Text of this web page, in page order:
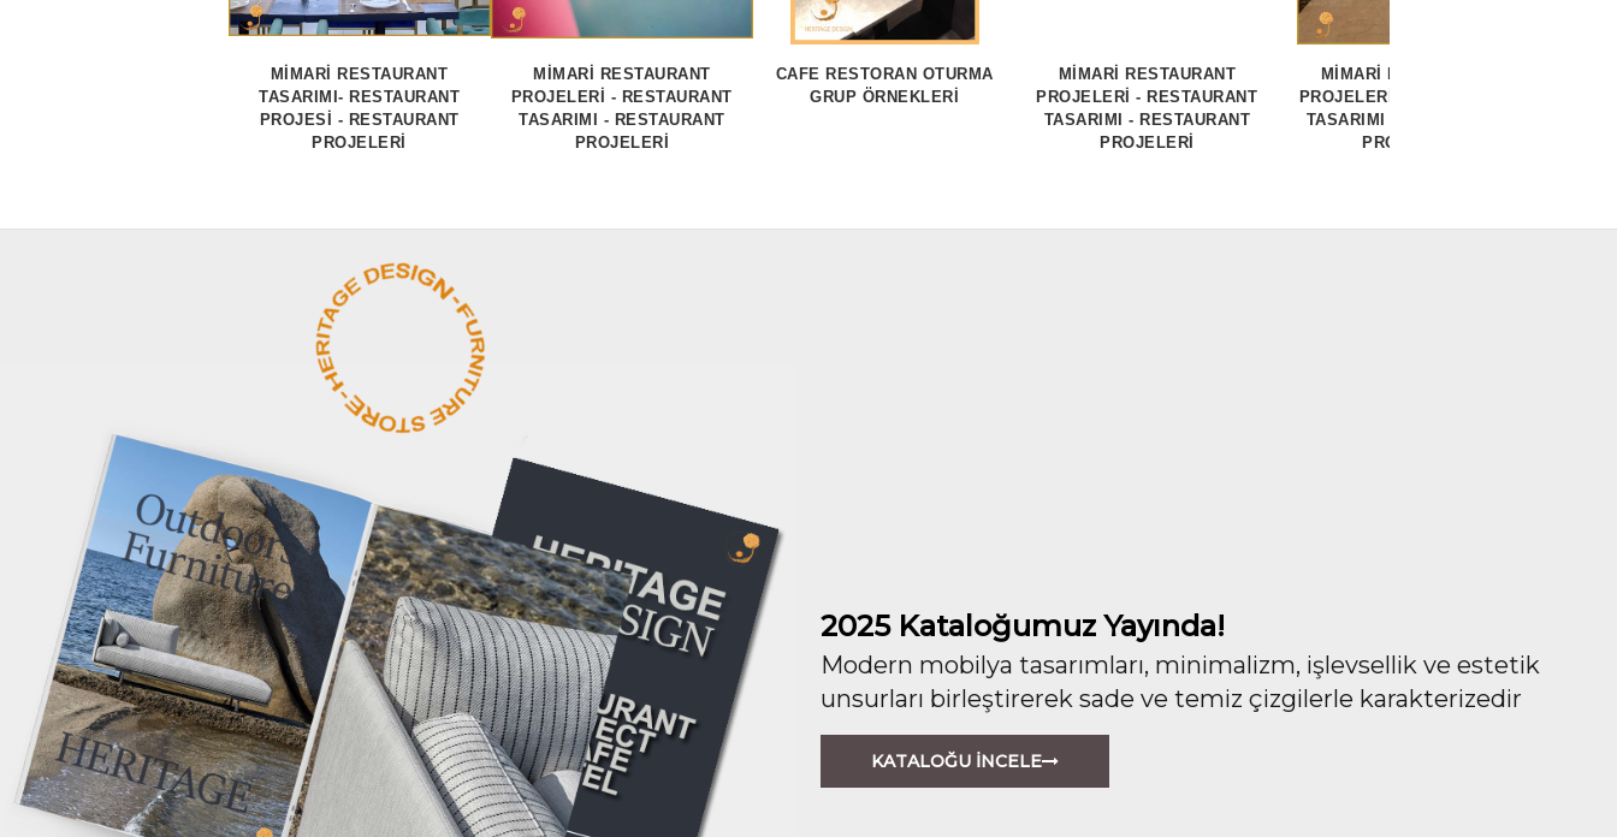
MİMARİ RESTAURANT
TASARIMI- RESTAURANT
PROJESİ - RESTAURANT
PROJELERİ
MİMARİ RESTAURANT
PROJELERİ - RESTAURANT
TASARIMI - RESTAURANT
PROJELERİ
CAFE RESTORAN OTURMA
GRUP ÖRNEKLERI
MİMARİ RESTAURANT
PROJELERİ - RESTAURANT
TASARIMI - RESTAURANT
PROJELERİ
MİMARİ RESTAURANT
PROJELERİ - RESTAURANT
TASARIMI - RESTAURANT
PROJELERİ
2025 Kataloğumuz Yayında!
Modern mobilya tasarımları, minimalizm, işlevsellik ve estetik
unsurları birleştirerek sade ve temiz çizgilerle karakterizedir
KATALOĞU İNCELE